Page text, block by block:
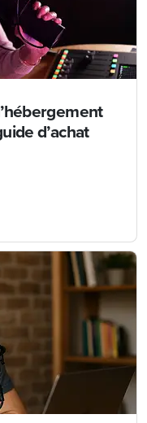
d’achat